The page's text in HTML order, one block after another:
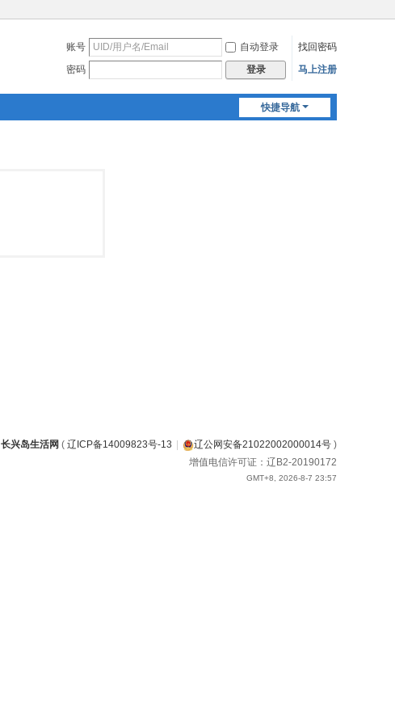
账号 自动登录
找回密码
密码
登录 马上注册
快捷导航
长兴岛生活网 ( 辽ICP备14009823号-13 | 辽公网安备21022002000014号 )
增值电信许可证：辽B2-20190172
GMT+8, 2026-8-7 23:57